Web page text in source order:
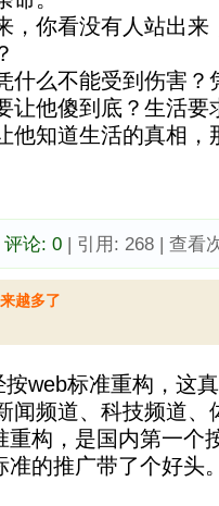
，你看没有人站出来
什么不能受到伤害？
让他傻到底？生活要
他知道生活的真相，
评论: 0| 引用: 268 | 查看
越多了
web标准重构，这
闻频道、科技频道、
重构，是国内第一个
准的推广带了个好头